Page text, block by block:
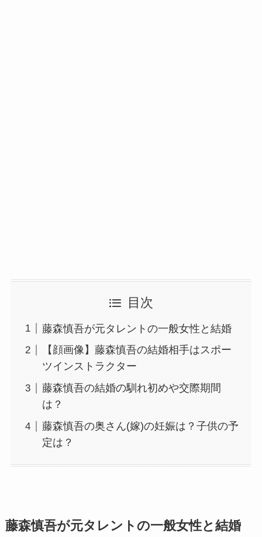
目次
藤森慎吾が元タレントの一般女性と結婚
【顔画像】藤森慎吾の結婚相手はスポー
ツインストラクター
藤森慎吾の結婚の馴れ初めや交際期間
は？
藤森慎吾の奥さん(嫁)の妊娠は？子供の予
定は？
藤森慎吾が元タレントの一般女性と結婚